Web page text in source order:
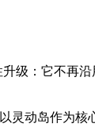
级：它不再
动岛作为